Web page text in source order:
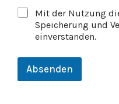
Mit der Nutzung
Speicherung und
einverstanden.
Absenden